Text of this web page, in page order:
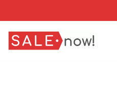
do